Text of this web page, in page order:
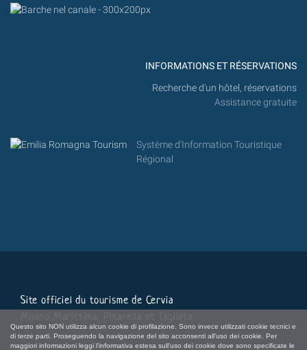
Questo sito NON utilizza alcun cookie di profilazione. Sono invece utilizzati cookie tecnici e
di terze parti. Proseguendo la navigazione del sito acconsenti all'uso dei cookie. Per
maggiori informazioni leggi l'informativa estesa sull'uso dei cookie dove sono specificate le
INFORMATIONS ET RÉSERVATIONS
Recherche d'un hôtel, réservations
Assistance gratuite
Système d'Information Touristique
Régional
Site officiel du tourisme de Cervia